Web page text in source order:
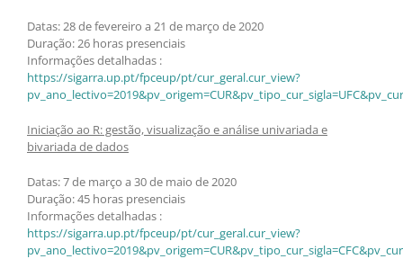
Datas: 28 de fevereiro a 21 de março de 2020
Duração: 26 horas presenciais
Informações detalhadas :
https://sigarra.up.pt/fpceup/pt/cur_geral.cur_view?
Iniciação ao R: gestão, visualização e análise univariada e
bivariada de dados
Datas: 7 de março a 30 de maio de 2020
Duração: 45 horas presenciais
Informações detalhadas :
https://sigarra.up.pt/fpceup/pt/cur_geral.cur_view?